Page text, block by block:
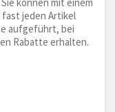
fast jeden Artikel
aufgeführt, bei
Rabatte erhalten.